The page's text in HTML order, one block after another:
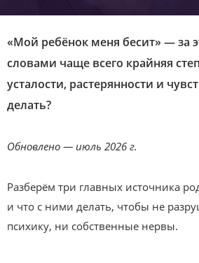
«Мой ребёнок меня бесит» — за
словами чаще всего крайняя
усталости, растерянности и
делать?
Обновлено — июль 2026 г.
Разберём три главных источника
и что с ними делать, чтобы не
психику, ни собственные нервы.